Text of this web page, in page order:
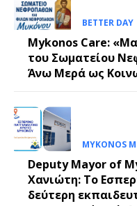
BETTER DAY
Mykonos Care:
του Σωματείου
Άνω Μερά ως
MYKONOS
Deputy Mayor of
Χανιώτη: Το
δεύτερη